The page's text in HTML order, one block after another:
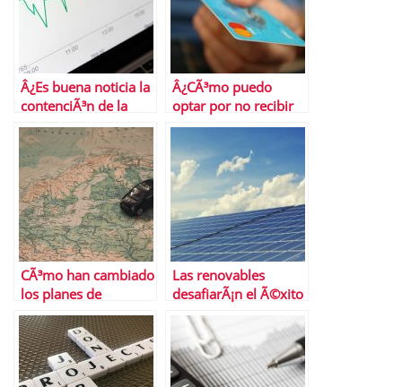
Â¿Es buena noticia la
contenciÃ³n de la
inflaciÃ³n
subyacente?
Â¿CÃ³mo puedo
optar por no recibir
ofertas de tarjetas de
crÃ©dito?
CÃ³mo han cambiado
los planes de
transporte en
Semana Santa las
restricciones
Las renovables
desafiarÃ¡n el Ã©xito
del gas natural a
largo plazo